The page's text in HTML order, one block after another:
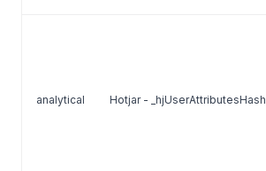
analytical Hotjar - _hjUserAttributesHash